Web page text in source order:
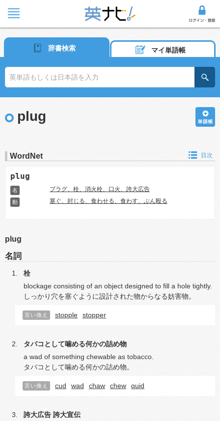
辞書検索 マイ単語帳
plug
WordNet 目次
plug
名 プラグ、栓、消火栓、口火、誇大広告
動 塞ぐ、封じる、食わせる、食わす、ぶん殴る
plug
名詞
栓
blockage consisting of an object designed to fill a hole tightly.
しっかり穴を塞ぐように設計された物からなる妨害物。
言い換え stopple stopper
タバコとして噛める何かの詰め物
a wad of something chewable as tobacco.
タバコとして噛める何かの詰め物。
言い換え cud wad chaw chew quid
誇大広告 誇大宣伝